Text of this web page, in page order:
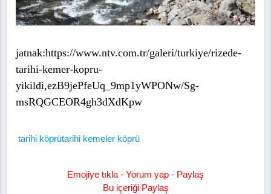
jatnak:https://www.ntv.com.tr/galeri/turkiye/rizede-
tarihi-kemer-kopru-
yikildi,ezB9jePfeUq_9mp1yWPONw/Sg-
msRQGCEOR4gh3dXdKpw
tarihi köprütarihi kemeler köprü
Emojiye tıkla - Yorum yap - Paylaş
Bu içeriği Paylaş